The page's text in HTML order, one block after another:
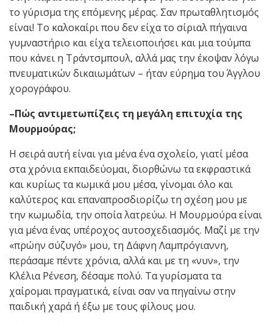
το γύρισμα της επόμενης μέρας. Σαν πρωταθλητισμός
είναι! Το καλοκαίρι που δεν είχα το σίριαλ πήγαινα
γυμναστήριο και είχα τελειοποιήσει και μια τούμπα
που κάνει η Τράντσμπουλ, αλλά μας την έκοψαν λόγω
πνευματικών δικαιωμάτων – ήταν εύρημα του Άγγλου
χορογράφου.
–Πώς αντιμετωπίζεις τη μεγάλη επιτυχία της
Μουρμούρας;
Η σειρά αυτή είναι για μένα ένα σχολείο, γιατί μέσα
στα χρόνια εκπαιδεύομαι, διορθώνω τα εκφραστικά
και κυρίως τα κωμικά μου μέσα, γίνομαι όλο και
καλύτερος και επαναπροσδιορίζω τη σχέση μου με
την κωμωδία, την οποία λατρεύω. Η Μουρμούρα είναι
για μένα ένας υπέροχος αυτοσχεδιασμός. Μαζί με την
«πρώην σύζυγό» μου, τη Δάφνη Λαμπρόγιαννη,
περάσαμε πέντε χρόνια, αλλά και με τη «νυν», την
Κλέλια Ρένεση, δέσαμε πολύ. Τα γυρίσματα τα
χαίρομαι πραγματικά, είναι σαν να πηγαίνω στην
παιδική χαρά ή έξω με τους φίλους μου.